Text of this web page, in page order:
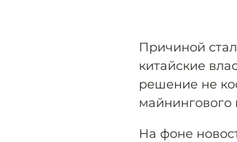
Причиной
китайские
решение не
На фоне